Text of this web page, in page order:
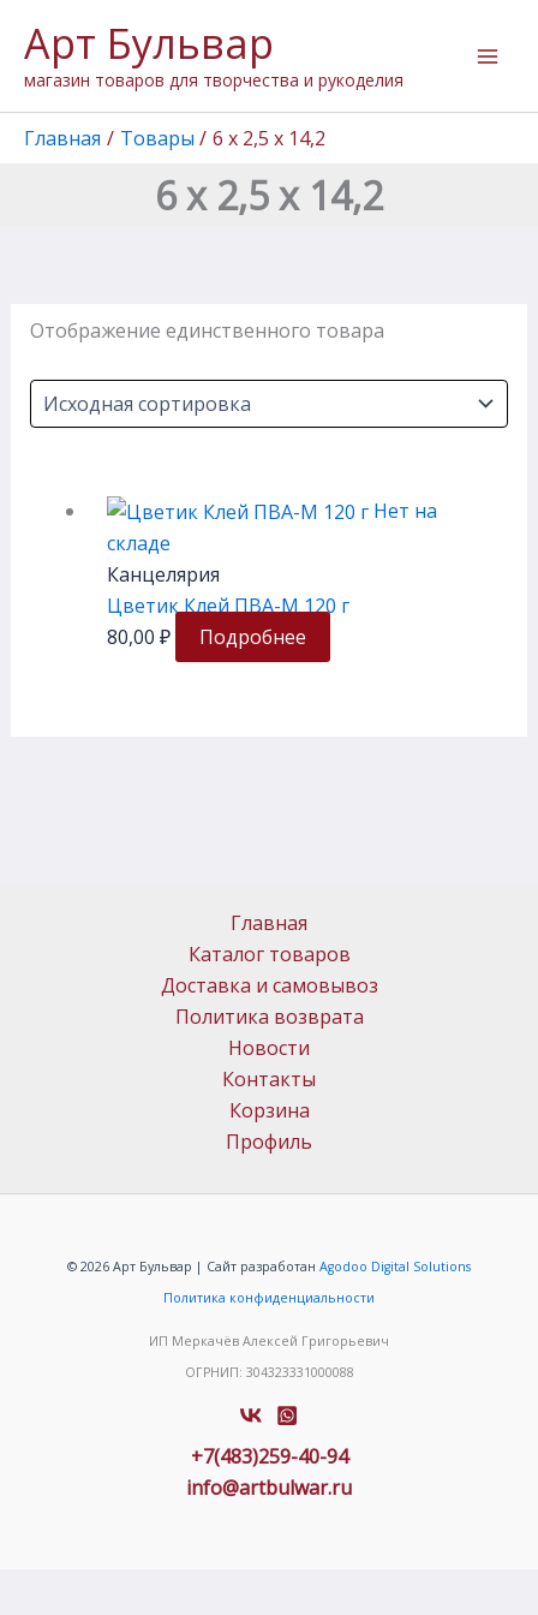
содержимому
Арт Бульвар
магазин товаров для творчества и рукоделия
Главная Товары 6 х 2,5 х 14,2
6 х 2,5 х 14,2
Отображение единственного товара
Нет на
складе
Канцелярия
Цветик Клей ПВА-М 120 г
80,00 ₽ Подробнее
Главная
Каталог товаров
Доставка и самовывоз
Политика возврата
Новости
Контакты
Корзина
Профиль
© 2026 Арт Бульвар | Сайт разработан Agodoo Digital Solutions
Политика конфиденциальности
ИП Меркачёв Алексей Григорьевич
ОГРНИП: 304323331000088
+7(483)259-40-94
info@artbulwar.ru